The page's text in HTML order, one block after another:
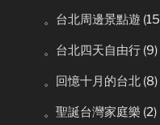
。台北周邊景點遊
。台北四天自由行 (9)
。回憶十月的台北 (8)
。聖誕台灣家庭樂 (2)